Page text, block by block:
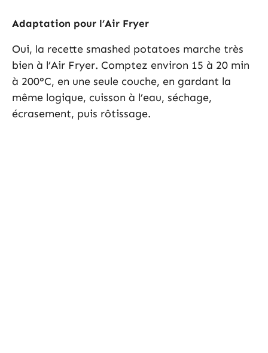
Adaptation pour l’Air Fryer
Oui, la recette smashed potatoes marche très
bien à l’Air Fryer. Comptez environ 15 à 20 min
à 200°C, en une seule couche, en gardant la
même logique, cuisson à l’eau, séchage,
écrasement, puis rôtissage.